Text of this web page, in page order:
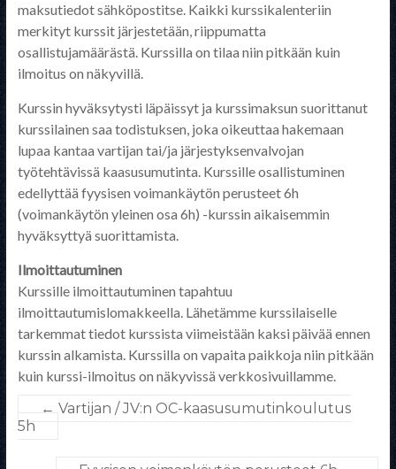
maksutiedot sähköpostitse. Kaikki kurssikalenteriin
merkityt kurssit järjestetään, riippumatta
osallistujamäärästä. Kurssilla on tilaa niin pitkään kuin
ilmoitus on näkyvillä.
Kurssin hyväksytysti läpäissyt ja kurssimaksun suorittanut
kurssilainen saa todistuksen, joka oikeuttaa hakemaan
lupaa kantaa vartijan tai/ja järjestyksenvalvojan
työtehtävissä kaasusumutinta. Kurssille osallistuminen
edellyttää fyysisen voimankäytön perusteet 6h
(voimankäytön yleinen osa 6h) -kurssin aikaisemmin
hyväksyttyä suorittamista.
Ilmoittautuminen
Kurssille ilmoittautuminen tapahtuu
ilmoittautumislomakkeella. Lähetämme kurssilaiselle
tarkemmat tiedot kurssista viimeistään kaksi päivää ennen
kurssin alkamista. Kurssilla on vapaita paikkoja niin pitkään
kuin kurssi-ilmoitus on näkyvissä verkkosivuillamme.
← Vartijan / JV:n OC-kaasusumutinkoulutus
5h